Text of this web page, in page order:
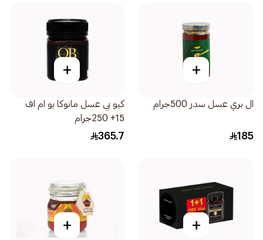
+
ال بري عسل سدر 500جرام
185
+
كيو بي عسل مانوكا يو ام اف
15+ 250جرام
365.7
+
+